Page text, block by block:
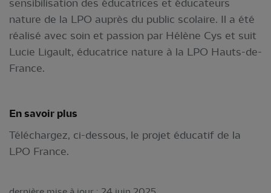
sensibilisation des éducatrices et éducateurs
nature de la LPO auprès du public scolaire. Il a été
réalisé avec soin et passion par Hélène Cys et suit
Lucie Ligault, éducatrice nature à la LPO Hauts-de-
France.
En savoir plus
Téléchargez, ci-dessous, le projet éducatif de la
LPO France.